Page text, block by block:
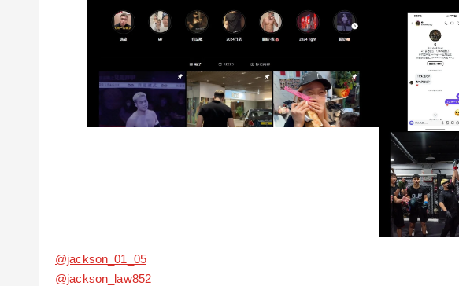
@jackson_01_05
@jackson_law852